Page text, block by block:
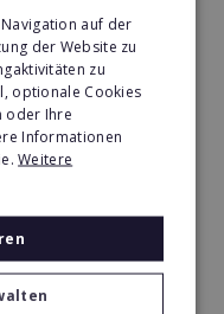
auf der
der Website zu
zu
optionale Cookies
oder Ihre
Informationen
Weitere